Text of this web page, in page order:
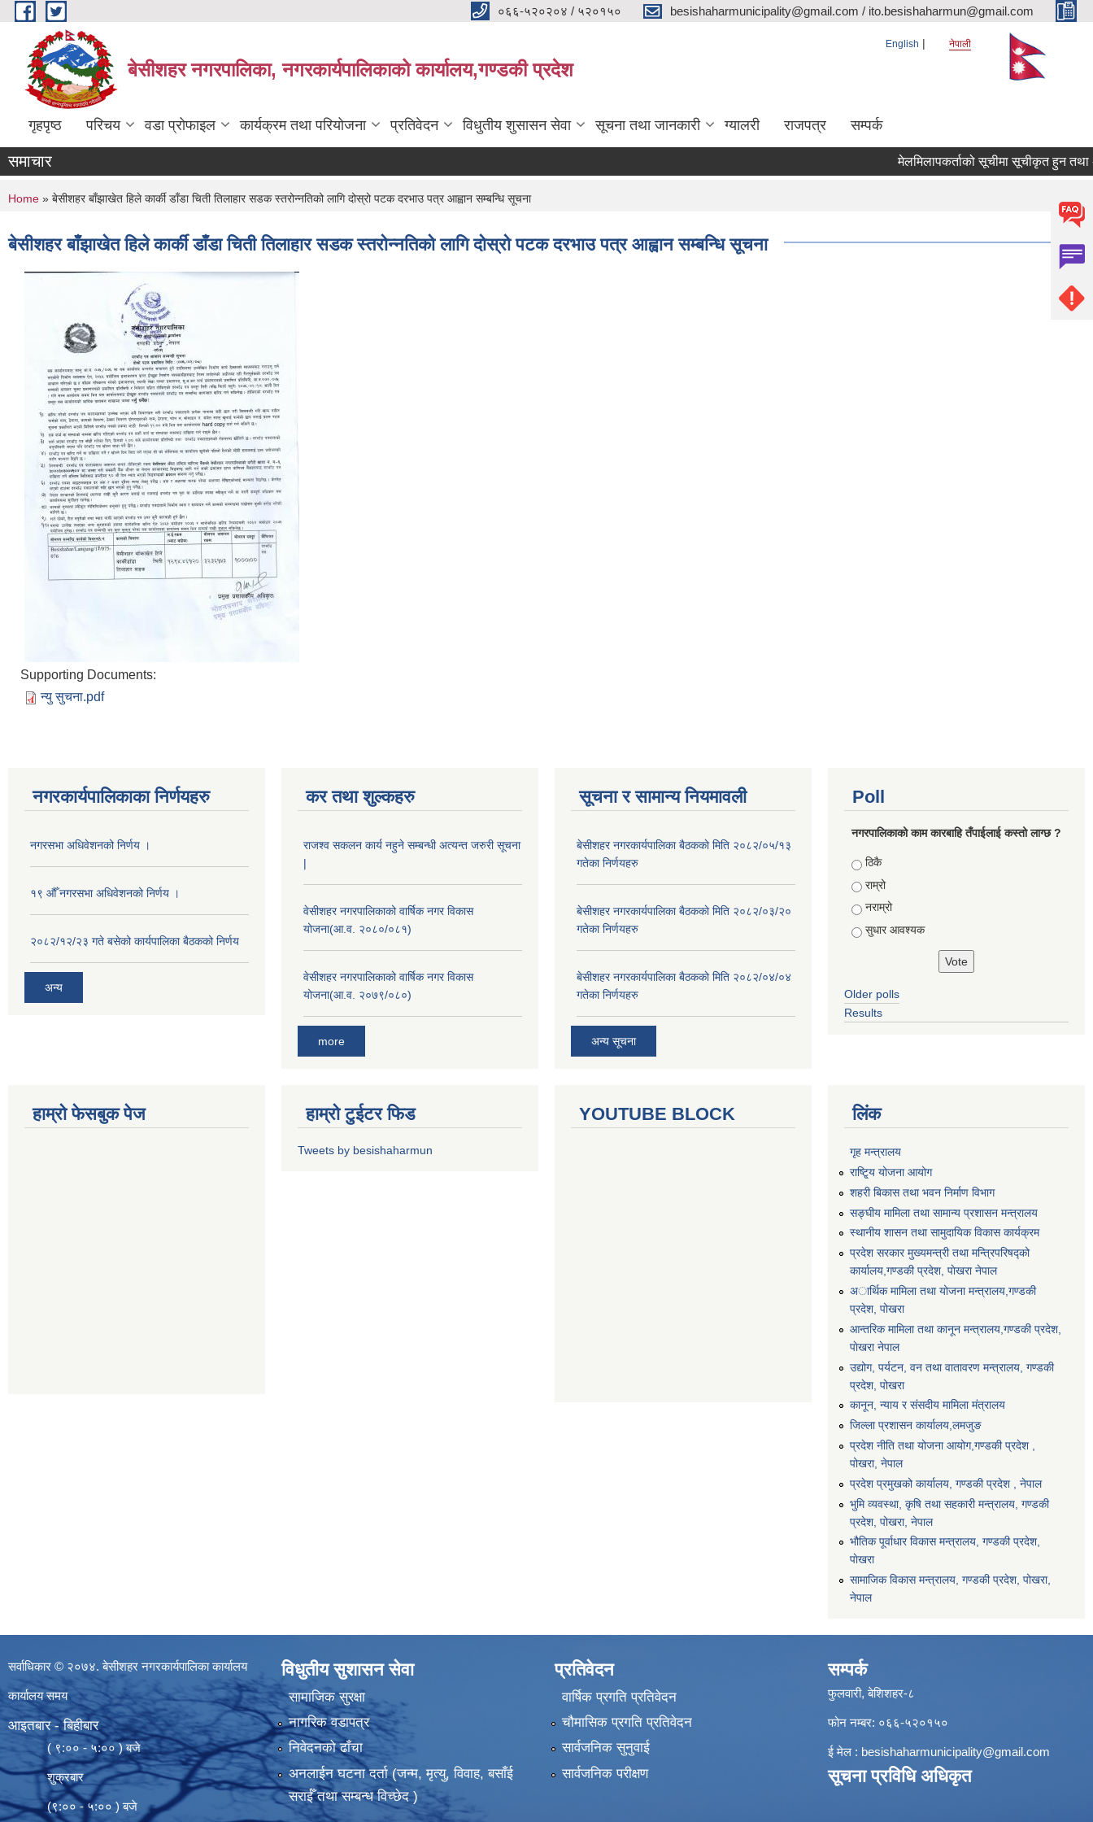
Skip to main content ०६६-५२०२०४ / ५२०१५० besishaharmunicipality@gmail.com / ito.besishaharmun@gmail.com
बेसीशहर नगरपालिका, नगरकार्यपालिकाको कार्यालय,गण्डकी प्रदेश
English नेपाली
गृहपृष्ठ परिचय वडा प्रोफाइल कार्यक्रम तथा परियोजना प्रतिवेदन विधुतीय शुसासन सेवा सूचना तथा जानकारी ग्यालरी राजपत्र सम्पर्क
समाचार मेलमिलापकर्ताको सूचीमा सूचीकृत हुन तथा
You are here
Home » बेसीशहर बाँझाखेत हिले कार्की डाँडा चिती तिलाहार सडक स्तरोन्नतिको लागि दोस्रो पटक दरभाउ पत्र आह्वान सम्बन्धि सूचना
बेसीशहर बाँझाखेत हिले कार्की डाँडा चिती तिलाहार सडक स्तरोन्नतिको लागि दोस्रो पटक दरभाउ पत्र आह्वान सम्बन्धि सूचना
Supporting Documents:
न्यु सुचना.pdf
नगरकार्यपालिकाका निर्णयहरु
नगरसभा अधिवेशनको निर्णय ।
१९ औँ नगरसभा अधिवेशनको निर्णय ।
२०८२/१२/२३ गते बसेको कार्यपालिका बैठकको निर्णय
अन्य
कर तथा शुल्कहरु
राजश्व सकलन कार्य नहुने सम्बन्धी अत्यन्त जरुरी सूचना
|
वेसीशहर नगरपालिकाको वार्षिक नगर विकास
योजना(आ.व. २०८०/०८१)
वेसीशहर नगरपालिकाको वार्षिक नगर विकास
योजना(आ.व. २०७९/०८०)
more
सूचना र सामान्य नियमावली
बे‍‍सीशहर नगरकार्यपालिका बैठककाे मिति २०८२/०५/१३
गतेका निर्णयहरु
बे‍‍सीशहर नगरकार्यपालिका बैठककाे मिति २०८२/०३/२०
गतेका निर्णयहरु
बे‍‍सीशहर नगरकार्यपालिका बैठककाे मिति २०८२/०४/०४
गतेका निर्णयहरु
अन्य सूचना
Poll
नगरपालिकाको काम कारबाहि तँपाईलाई कस्तो लाग्छ ?
Choices
ठिकै
राम्रो
नराम्रो
सुधार आवश्यक
Older polls
Results
हाम्रो फेसबुक पेज हाम्रो टुईटर फिड
Tweets by besishaharmun
YOUTUBE BLOCK लिंक
गृह मन्त्रालय
राष्टि्ृय योजना आयोग
शहरी बिकास तथा भवन निर्माण विभाग
सङ्घीय मामिला तथा सामान्य प्रशासन मन्त्रालय
स्थानीय शासन तथा सामुदायिक विकास कार्यक्रम
प्रदेश सरकार मुख्यमन्त्री तथा मन्त्रिपरिषद्को
कार्यालय,गण्डकी प्रदेश, पाेखरा नेपाल
अार्थिक मामिला तथा योजना मन्त्रालय,गण्डकी
प्रदेश, पोखरा
आन्तरिक मामिला तथा कानून मन्त्रालय,गण्डकी प्रदेश,
पाेखरा नेपाल
उद्योग, पर्यटन, वन तथा वातावरण मन्त्रालय, गण्डकी
प्रदेश, पोखरा
कानून, न्याय र संसदीय मामिला मंत्रालय
जिल्ला प्रशासन कार्यालय,लमजुङ
प्रदेश नीति तथा योजना आयोग,गण्डकी प्रदेश ,
पोखरा, नेपाल
प्रदेश प्रमुखको कार्यालय, गण्डकी प्रदेश , नेपाल
भुमि व्यवस्था, कृषि तथा सहकारी मन्त्रालय, गण्डकी
प्रदेश, पोखरा, नेपाल
भौतिक पूर्वाधार विकास मन्त्रालय, गण्डकी प्रदेश,
पाेखरा
सामाजिक विकास मन्त्रालय, गण्डकी प्रदेश, पोखरा,
नेपाल
सर्वाधिकार © २०७४. बेसीशहर नगरकार्यपालिका कार्यालय
कार्यालय समय
आइतबार - बिहीबार
( ९:०० - ५:०० ) बजे
शुक्रबार
(९:०० - ५:०० ) बजे
विधुतीय सुशासन सेवा
सामाजिक सुरक्षा
नागरिक वडापत्र
निवेदनको ढाँचा
अनलाईन घटना दर्ता (जन्म, मृत्यु, विवाह, बसाँई
सराईँ तथा सम्बन्ध विच्छेद )
प्रतिवेदन
वार्षिक प्रगति प्रतिवेदन
चौमासिक प्रगति प्रतिवेदन
सार्वजनिक सुनुवाई
सार्वजनिक परीक्षण
सम्पर्क
फुलवारी, बेशिशहर-८
फोन नम्बर: ०६६-५२०१५०
ई मेल : besishaharmunicipality@gmail.com
सूचना प्रविधि अधिकृत